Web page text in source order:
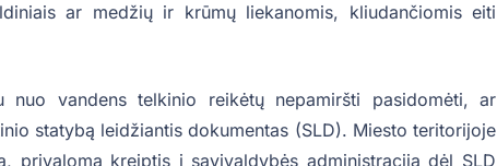
ar medžių ir krūmų liekanomis, kliudančiomis eiti
vandens telkinio reikėtų nepamiršti pasidomėti, ar
statybą leidžiantis dokumentas (SLD). Miesto teritorijoje
privaloma kreiptis į savivaldybės administraciją dėl SLD